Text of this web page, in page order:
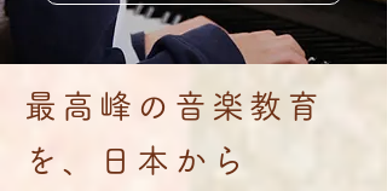
最高峰の音楽教育
を、日本から​